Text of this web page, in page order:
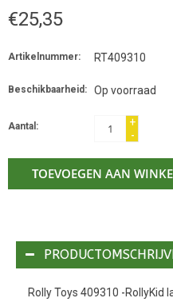
€25,35
Artikelnummer: RT409310
Beschikbaarheid: Op voorraad
Aantal:
+
-
TOEVOEGEN AAN
Rolly Toys 409310 -RollyKid